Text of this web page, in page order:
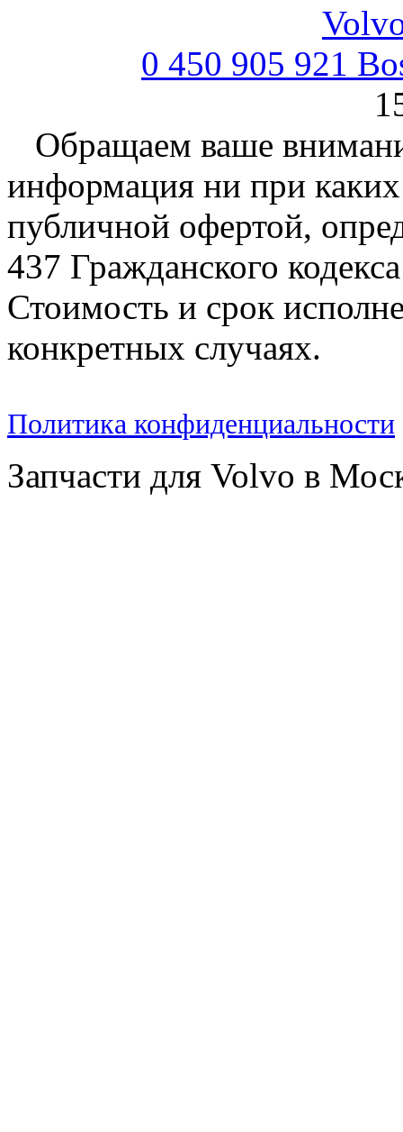
0 450 905 921
Обращаем ваше
информация ни при каких
публичной офертой,
437 Гражданского
Стоимость и срок
конкретных случаях.
Политика конфиденциальности
Запчасти для Volvo в